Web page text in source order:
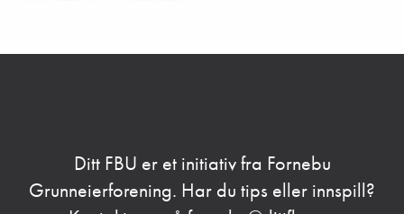
Ditt FBU er et initiativ fra Fornebu
Grunneierforening. Har du tips eller innspill?